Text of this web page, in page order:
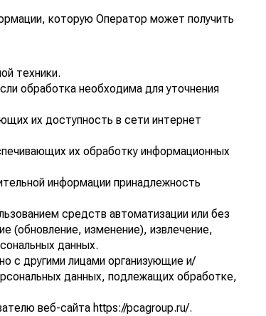
которую Оператор может получить
техники.
обработка необходима для уточнения
их доступность в сети интернет
их обработку информационных
информации принадлежность
средств автоматизации или без
(обновление, изменение), извлечение,
данных.
с другими лицами организующие и/
данных, подлежащих обработке,
веб-сайта https://pcagroup.ru/.